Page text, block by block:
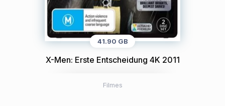
41.90 GB
X-Men: Erste Entscheidung 4K 2011
Filmes